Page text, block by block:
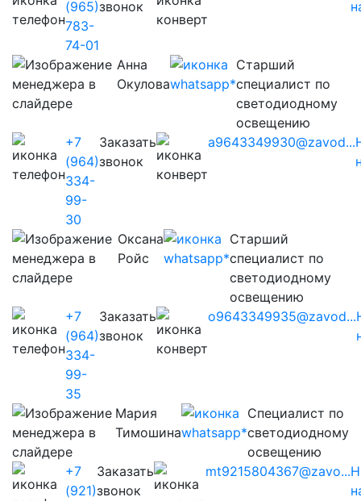
(965)
783-
74-01
звонок
Анна
Окулова
Старший
специалист по
светодиодному
освещению
+7
(964)
334-
99-
30
Заказать
звонок
a9643349930@zavod...
Оксана
Ройс
Старший
специалист по
светодиодному
освещению
+7
(964)
334-
99-
35
Заказать
звонок
o9643349935@zavod...
Мария
Тимошина
Cпециалист по
светодиодному
освещению
+7
(921)
Заказать
звонок
mt9215804367@zavo...